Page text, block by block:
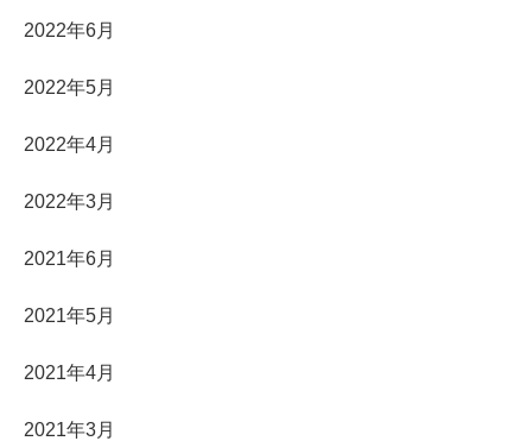
2022年6月
2022年5月
2022年4月
2022年3月
2021年6月
2021年5月
2021年4月
2021年3月